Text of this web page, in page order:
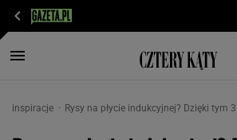
inspiracje Rysy na płycie indukcyjnej? Dzięki